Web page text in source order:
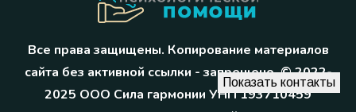
Все права защищены. Копирование материалов
сайта без активной ссылки - запрещено. © 2022-
2025 ООО Сила гармонии УНП 193710459
Показать контакты